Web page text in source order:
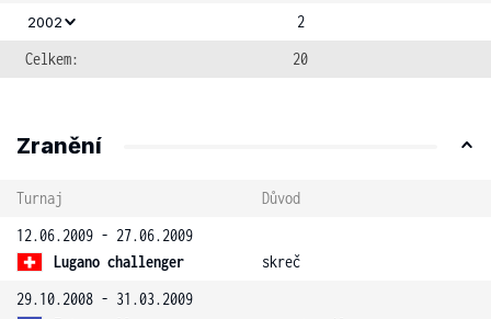
2002
2
Celkem:
20
Zranění
Turnaj
Důvod
12.06.2009 - 27.06.2009
Lugano challenger
skreč
29.10.2008 - 31.03.2009